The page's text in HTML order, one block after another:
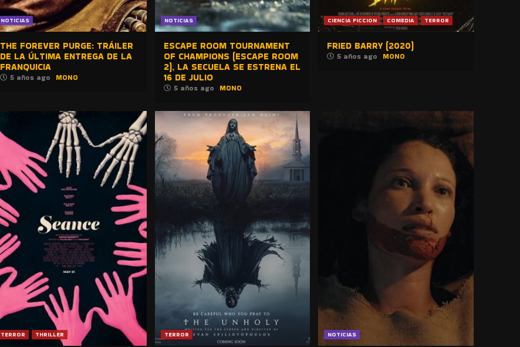
NOTICIAS
THE FOREVER PURGE: TRÁILER
DE LA ÚLTIMA ENTREGA DE LA
FRANQUICIA
5 años ago MONO
NOTICIAS
ESCAPE ROOM TOURNAMENT
OF CHAMPIONS (ESCAPE ROOM
2), LA SECUELA SE ESTRENA EL
16 DE JULIO
5 años ago MONO
CIENCIA FICCION COMEDIA TERROR
FRIED BARRY (2020)
5 años ago MONO
TERROR THRILLER TERROR NOTICIAS